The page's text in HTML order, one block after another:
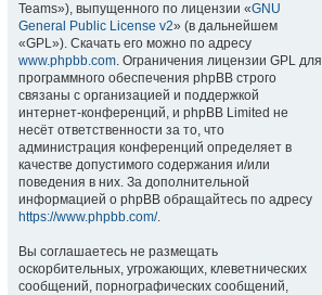
Teams»), выпущенного по лицензии «GNU
General Public License v2» (в дальнейшем
«GPL»). Скачать его можно по адресу
www.phpbb.com. Ограничения лицензии GPL для
программного обеспечения phpBB строго
связаны с организацией и поддержкой
интернет-конференций, и phpBB Limited не
несёт ответственности за то, что
администрация конференций определяет в
качестве допустимого содержания и/или
поведения в них. За дополнительной
информацией о phpBB обращайтесь по адресу
https://www.phpbb.com/.
Вы соглашаетесь не размещать
оскорбительных, угрожающих, клеветнических
сообщений, порнографических сообщений,